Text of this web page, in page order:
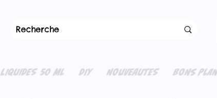
LIQUIDES 50 ML DIY NOUVEAUTES BONS